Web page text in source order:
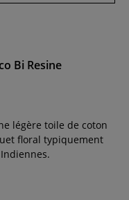
Bi Resine
légère toile de coton
floral typiquement